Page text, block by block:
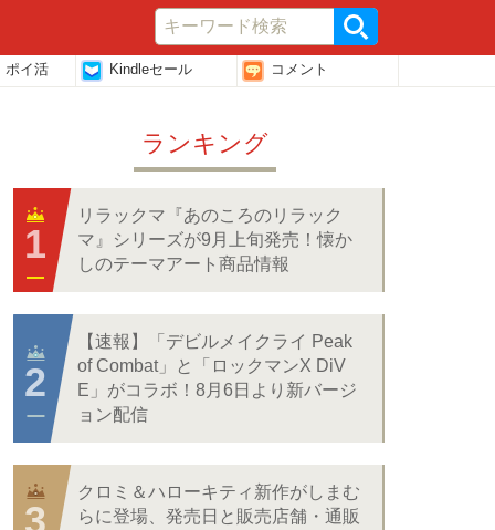
ポイ活 Kindleセール コメント
ランキング
リラックマ『あのころのリラック
マ』シリーズが9月上旬発売！懐か
しのテーマアート商品情報
【速報】「デビルメイクライ Peak
of Combat」と「ロックマンX DiV
E」がコラボ！8月6日より新バージ
ョン配信
クロミ＆ハローキティ新作がしまむ
らに登場、発売日と販売店舗・通販